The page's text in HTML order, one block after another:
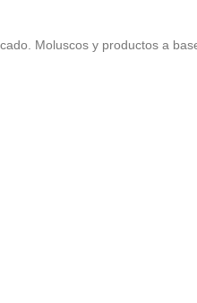
Moluscos y productos a